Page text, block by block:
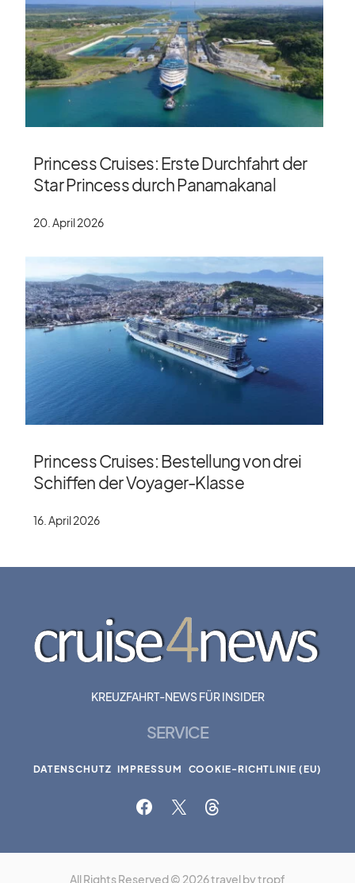
Princess Cruises: Erste Durchfahrt der
Star Princess durch Panamakanal
20. April 2026
Princess Cruises: Bestellung von drei
Schiffen der Voyager-Klasse
16. April 2026
KREUZFAHRT-NEWS FÜR INSIDER
SERVICE
DATENSCHUTZ IMPRESSUM COOKIE-RICHTLINIE (EU)
All Rights Reserved © 2026 travel by tropf